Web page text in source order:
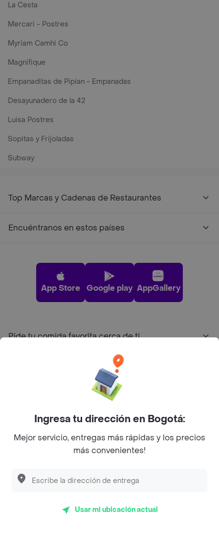
La Cesta
Mercari - Postres
Myriam Camhi Co
Magnifique
Empanaditas de Pipian - Empanadas
Desayunadero de la 42
Luisa Postres
Sopitas y Frijoladas
Subway
Top Marcas y Cadenas de Restaurantes
Encuéntranos en estos países
App Store Google play AppGallery
Pide tu comida favorita cerca de ti
Sobre Rappi
Facebook
Twitter
Instagram
©2026Rappi Inc. All rights reserved.
Ingresa tu dirección en Bogotá:
Mejor servicio, entregas más rápidas y los precios
más convenientes!
Usar mi ubicación actual